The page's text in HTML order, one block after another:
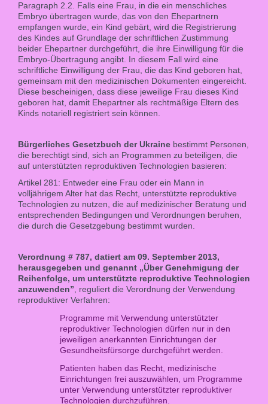
Paragraph 2.2. Falls eine Frau, in die ein menschliches
Embryo übertragen wurde, das von den Ehepartnern
empfangen wurde, ein Kind gebärt, wird die Registrierung
des Kindes auf Grundlage der schriftlichen Zustimmung
beider Ehepartner durchgeführt, die ihre Einwilligung für die
Embryo-Übertragung angibt. In diesem Fall wird eine
schriftliche Einwilligung der Frau, die das Kind geboren hat,
gemeinsam mit den medizinischen Dokumenten eingereicht.
Diese bescheinigen, dass diese jeweilige Frau dieses Kind
geboren hat, damit Ehepartner als rechtmäßige Eltern des
Kinds notariell registriert sein können.
Bürgerliches Gesetzbuch der Ukraine bestimmt Personen,
die berechtigt sind, sich an Programmen zu beteiligen, die
auf unterstützten reproduktiven Technologien basieren:
Artikel 281: Entweder eine Frau oder ein Mann in
volljährigem Alter hat das Recht, unterstützte reproduktive
Technologien zu nutzen, die auf medizinischer Beratung und
entsprechenden Bedingungen und Verordnungen beruhen,
die durch die Gesetzgebung bestimmt wurden.
Verordnung # 787, datiert am 09. September 2013,
herausgegeben und genannt „Über Genehmigung der
Reihenfolge, um unterstützte reproduktive Technologien
anzuwenden”, reguliert die Verordnung der Verwendung
reproduktiver Verfahren:
Programme mit Verwendung unterstützter
reproduktiver Technologien dürfen nur in den
jeweiligen anerkannten Einrichtungen der
Gesundheitsfürsorge durchgeführt werden.
Patienten haben das Recht, medizinische
Einrichtungen frei auszuwählen, um Programme
unter Verwendung unterstützter reproduktiver
Technologien durchzuführen.